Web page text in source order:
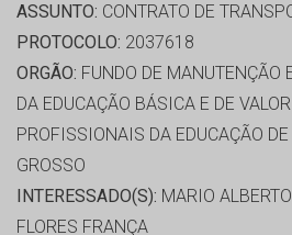
ASSUNTO: CONTRATO DE
PROTOCOLO: 2037618
ORGÃO: FUNDO DE MANUTENÇÃO
DA EDUCAÇÃO BÁSICA E DE
PROFISSIONAIS DA EDUCAÇÃO
GROSSO
INTERESSADO(S): MARIO
FLORES FRANÇA